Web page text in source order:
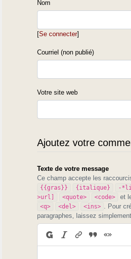
Nom
[Se connecter]
Courriel (non publié)
Votre site web
Ajoutez votre
Texte de votre message
Ce champ accepte les
{{gras}} {italique} -
>url]
<quote> <code> et
<q> <del> <ins>
. Pour
paragraphes, laissez